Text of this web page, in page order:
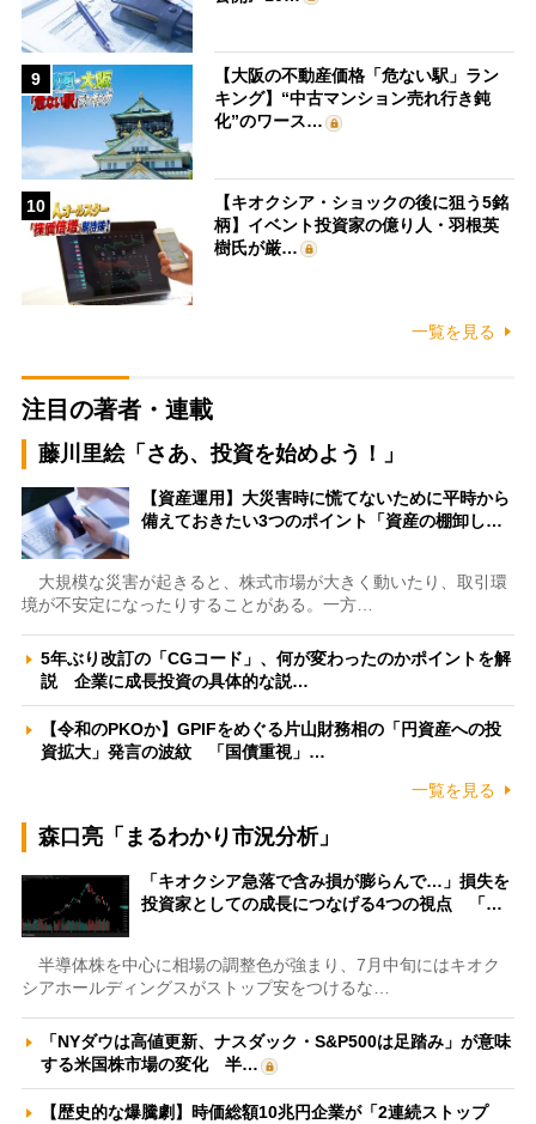
9
【大阪の不動産価格「危ない駅」ラン
キング】“中古マンション売れ行き鈍
化”のワース…
10
【キオクシア・ショックの後に狙う5銘
柄】イベント投資家の億り人・羽根英
樹氏が厳…
一覧を見る
注目の著者・連載
藤川里絵「さあ、投資を始めよう！」
【資産運用】大災害時に慌てないために平時から
備えておきたい3つのポイント「資産の棚卸し…
大規模な災害が起きると、株式市場が大きく動いたり、取引環
境が不安定になったりすることがある。一方…
5年ぶり改訂の「CGコード」、何が変わったのかポイントを解
説 企業に成長投資の具体的な説…
【令和のPKOか】GPIFをめぐる片山財務相の「円資産への投
資拡大」発言の波紋 「国債重視」…
一覧を見る
森口亮「まるわかり市況分析」
「キオクシア急落で含み損が膨らんで…」損失を
投資家としての成長につなげる4つの視点 「…
半導体株を中心に相場の調整色が強まり、7月中旬にはキオク
シアホールディングスがストップ安をつけるな…
「NYダウは高値更新、ナスダック・S&P500は足踏み」が意味
する米国株市場の変化 半…
【歴史的な爆騰劇】時価総額10兆円企業が「2連続ストップ